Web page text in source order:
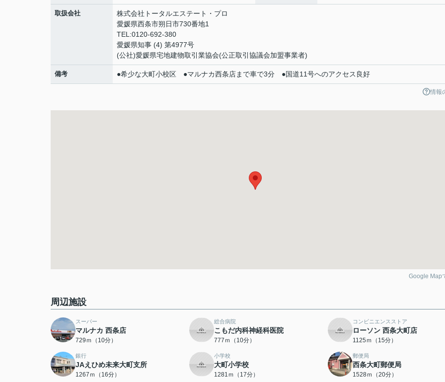
取扱会社
株式会社トータルエステート・プロ
愛媛県西条市朔日市730番地1
TEL:0120-692-380
愛媛県知事 (4) 第4977号
(公社)愛媛県宅地建物取引業協会(公正取引協議会加盟事業者)
備考 ●希少な大町小校区 ●マルナカ西条店まで車で3分 ●国道11号へのアクセス良好
情報
Google Map
周辺施設
スーパー
マルナカ 西条店
729ｍ（10分）
総合病院
こもだ内科神経科医院
777ｍ（10分）
コンビニエンスストア
ローソン 西条大町店
1125ｍ（15分）
銀行
JAえひめ未来大町支所
1267ｍ（16分）
小学校
大町小学校
1281ｍ（17分）
郵便局
西条大町郵便局
1528ｍ（20分）